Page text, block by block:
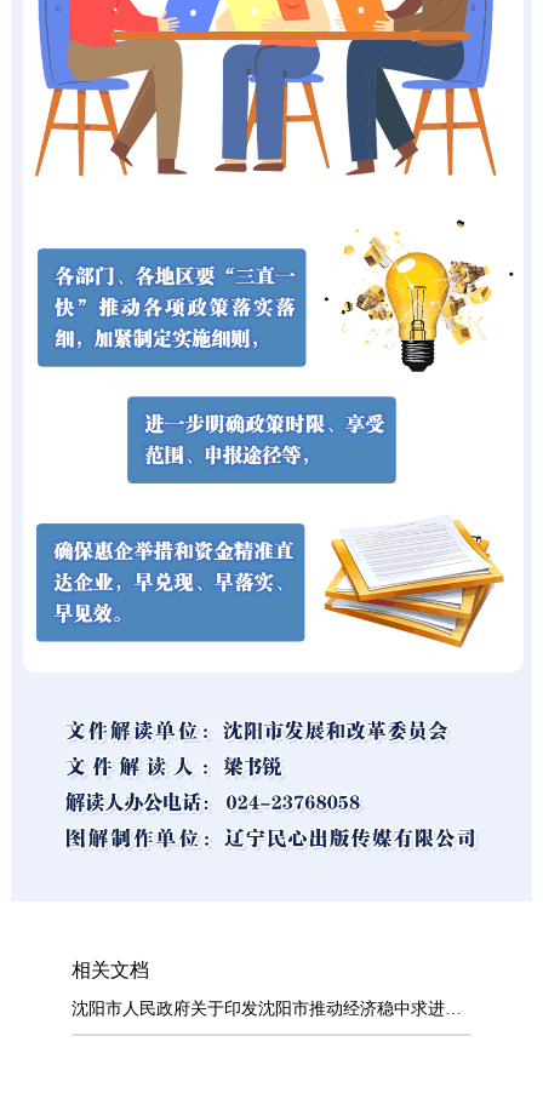
相关文档
沈阳市人民政府关于印发沈阳市推动经济稳中求进若干政策举措的通知